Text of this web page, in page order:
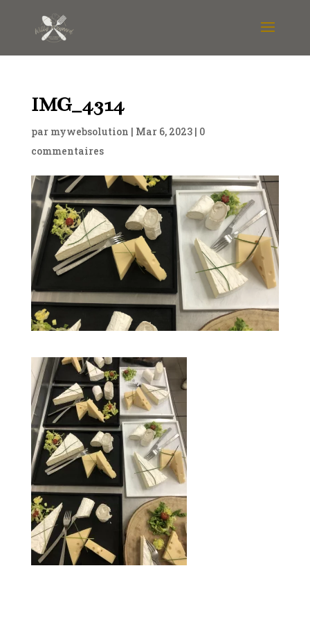
IMG_4314
par mywebsolution | Mar 6, 2023| 0
commentaires